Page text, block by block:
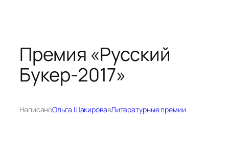
Премия «Русский
Букер-2017»
НаписаноОльга ШакировавЛитературные премии